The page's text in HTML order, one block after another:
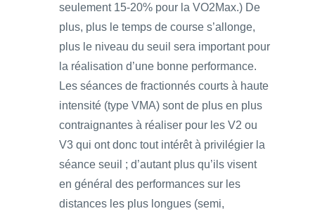
seulement 15-20% pour la VO2Max.) De
plus, plus le temps de course s’allonge,
plus le niveau du seuil sera important pour
la réalisation d’une bonne performance.
Les séances de fractionnés courts à haute
intensité (type VMA) sont de plus en plus
contraignantes à réaliser pour les V2 ou
V3 qui ont donc tout intérêt à privilégier la
séance seuil ; d’autant plus qu’ils visent
en général des performances sur les
distances les plus longues (semi,